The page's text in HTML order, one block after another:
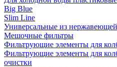
Big Blue
Slim Line
Универсальные из
Мешочные фильтры
Фильтрующие элементы для
Фильтрующие элементы для
очистки